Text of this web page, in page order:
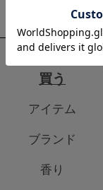
買う
アイテム
ブランド
香り